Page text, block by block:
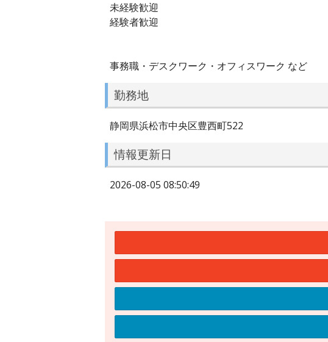
未経験歓迎
経験者歓迎
事務職・デスクワーク・オフィスワーク など
勤務地
静岡県浜松市中央区豊西町522
情報更新日
2026-08-05 08:50:49